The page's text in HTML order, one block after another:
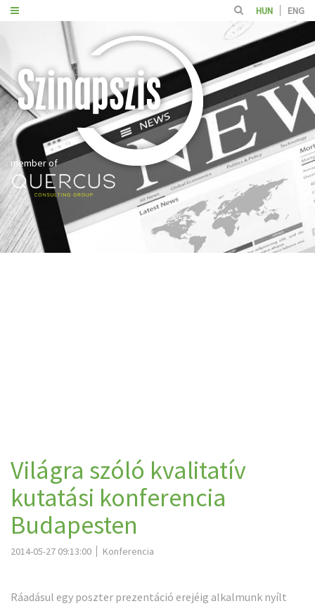
HUN ENG
member of
Világra szóló kvalitatív
kutatási konferencia
Budapesten
2014-05-27 09:13:00 Konferencia
Ráadásul egy poszter prezentáció erejéig alkalmunk nyílt